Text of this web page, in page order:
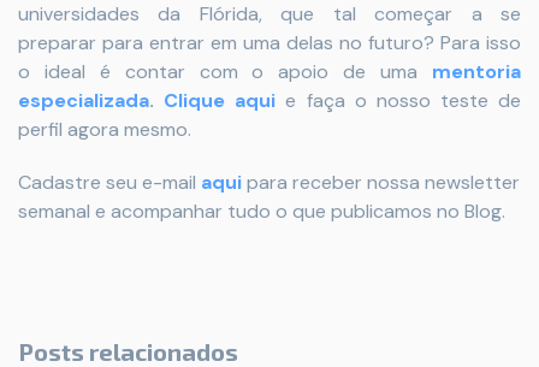
universidades da Flórida, que tal começar a se
preparar para entrar em uma delas no futuro? Para isso
o ideal é contar com o apoio de uma mentoria
especializada. Clique aqui e faça o nosso teste de
perfil agora mesmo.
Cadastre seu e-mail aquipara receber nossa newsletter
semanal e acompanhar tudo o que publicamos no Blog.
Posts relacionados